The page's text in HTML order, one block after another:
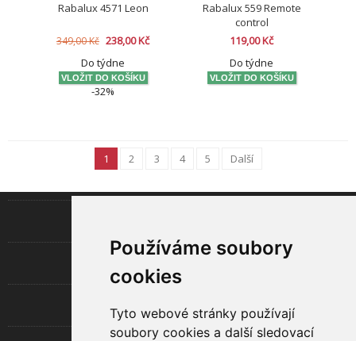
Používáme soubory
cookies
Tyto webové stránky používají
soubory cookies a další sledovací
Rabalux 4571 Leon
349,00 Kč 238,00 Kč
Do týdne
-32%
Rabalux 559 Remote
control
119,00 Kč
Do týdne
1 2 3 4 5 Další
UŽITEČNÉ